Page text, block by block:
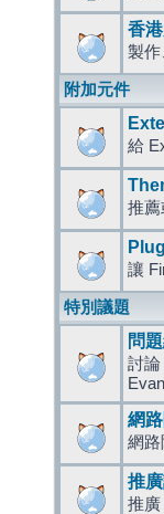
香
製作
附加元件
給
推薦
讓
特別議題
問
討論
網
網路
推
推廣